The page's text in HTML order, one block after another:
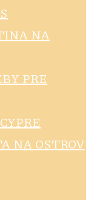
NA
PRE
NA OSTROV